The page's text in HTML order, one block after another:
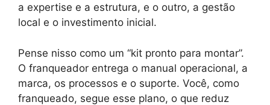
a expertise e a estrutura, e o outro, a gestão
local e o investimento inicial.
Pense nisso como um “kit pronto para montar”.
O franqueador entrega o manual operacional, a
marca, os processos e o suporte. Você, como
franqueado, segue esse plano, o que reduz